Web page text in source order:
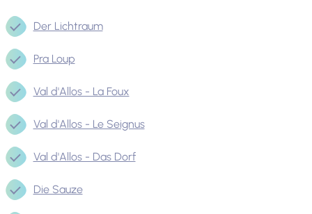
Der Lichtraum
Pra Loup
Val d'Allos - La Foux
Val d'Allos - Le Seignus
Val d'Allos - Das Dorf
Die Sauze